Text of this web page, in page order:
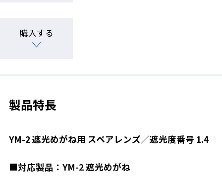
購入する
製品特長
YM-2 遮光めがね用 スペアレンズ／遮光度番号 1.4
■対応製品：YM-2 遮光めがね